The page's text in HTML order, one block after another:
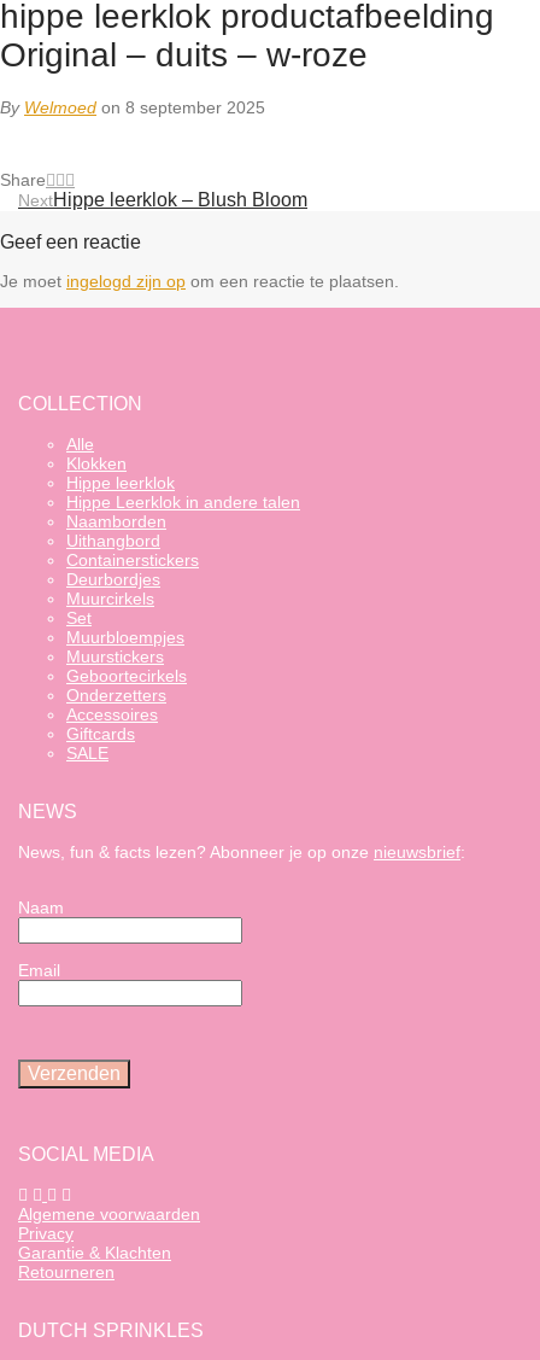
hippe leerklok productafbeelding
Original – duits – w-roze
By Welmoed on 8 september 2025
Share
NextHippe leerklok – Blush Bloom
Geef een reactie
Je moet ingelogd zijn op om een reactie te plaatsen.
COLLECTION
Alle
Klokken
Hippe leerklok
Hippe Leerklok in andere talen
Naamborden
Uithangbord
Containerstickers
Deurbordjes
Muurcirkels
Set
Muurbloempjes
Muurstickers
Geboortecirkels
Onderzetters
Accessoires
Giftcards
SALE
NEWS
News, fun & facts lezen? Abonneer je op onze nieuwsbrief:
Naam
Email
SOCIAL MEDIA
Algemene voorwaarden
Privacy
Garantie & Klachten
Retourneren
DUTCH SPRINKLES